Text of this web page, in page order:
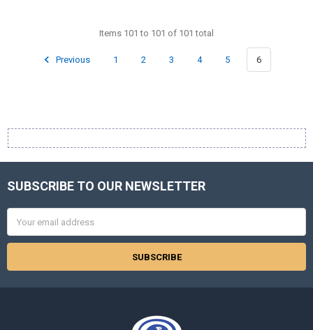
Items 101 to 101 of 101 total
Previous 1 2 3 4 5 6
Footer
SUBSCRIBE TO OUR NEWSLETTER
Address